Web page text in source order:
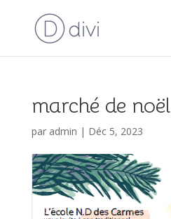
marché de noël
par admin | Déc 5, 2023